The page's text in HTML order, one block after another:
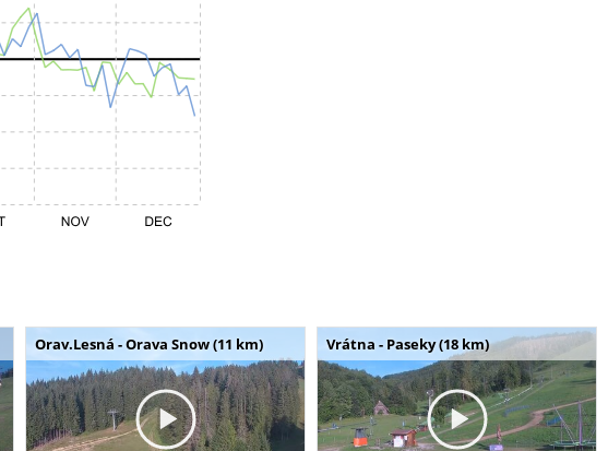
Orav.Lesná - Orava Snow (11 km) Vrátna - Paseky (18 km)